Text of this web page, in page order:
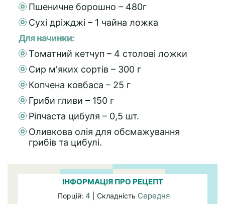
Пшеничне борошно – 480г
Сухі дріжджі – 1 чайна ложка
Для начинки:
Томатний кетчуп – 4 столові ложки
Сир м'яких сортів – 300 г
Копчена ковбаса – 25 г
Гриби гливи – 150 г
Ріпчаста цибуля – 0,5 шт.
Оливкова олія для обсмажування
грибів та цибулі.
ІНФОРМАЦІЯ ПРО РЕЦЕПТ
Порцій: 4 | Складність Середня